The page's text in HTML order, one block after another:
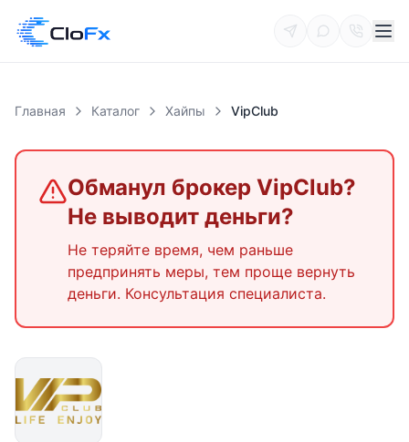
Главная Каталог Хайпы VipClub
Обманул брокер VipClub?
Не выводит деньги?
Не теряйте время, чем раньше
предпринять меры, тем проще вернуть
деньги. Консультация специалиста.